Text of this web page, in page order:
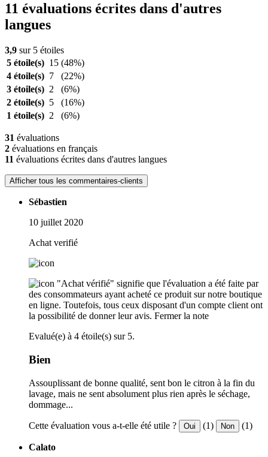
11 évaluations écrites dans d'autres
langues
3,9 sur 5 étoiles
5 étoile(s) 15 (48%)
4 étoile(s) 7
(22%)
3 étoile(s) 2
(6%)
2 étoile(s) 5
(16%)
1 étoile(s) 2 (6%)
31 évaluations
2 évaluations en français
11 évaluations écrites dans d'autres langues
Afficher tous les commentaires-clients
Sébastien
10 juillet 2020
Achat verifié
"Achat vérifié" signifie que l'évaluation a été faite par
des consommateurs ayant acheté ce produit sur notre boutique
en ligne. Toutefois, tous ceux disposant d'un compte client ont
la possibilité de donner leur avis. Fermer la note
Evalué(e) à 4 étoile(s) sur 5.
Bien
Assouplissant de bonne qualité, sent bon le citron à la fin du
lavage, mais ne sent absolument plus rien après le séchage,
dommage...
Cette évaluation vous a-t-elle été utile ? Oui (1) Non (1)
Calato